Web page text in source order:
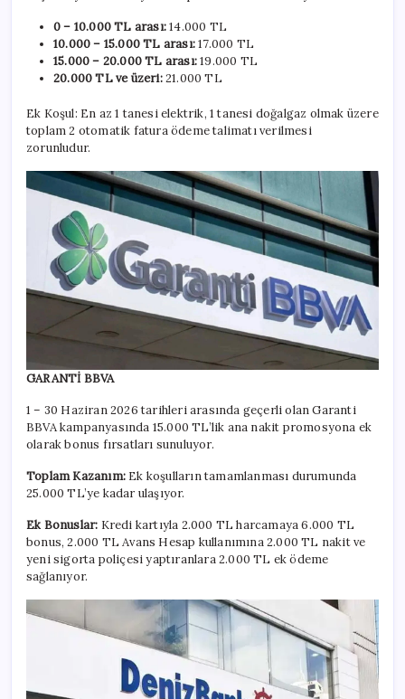
0 – 10.000 TL arası:14.000 TL
10.000 – 15.000 TL arası:17.000 TL
15.000 – 20.000 TL arası:19.000 TL
20.000 TL ve üzeri:21.000 TL
Ek Koşul: En az 1 tanesi elektrik, 1 tanesi doğalgaz olmak üzere
toplam 2 otomatik fatura ödeme talimatı verilmesi
zorunludur.
GARANTİ BBVA
1 – 30 Haziran 2026 tarihleri arasında geçerli olan Garanti
BBVA kampanyasında 15.000 TL’lik ana nakit promosyona ek
olarak bonus fırsatları sunuluyor.
Toplam Kazanım: Ek koşulların tamamlanması durumunda
25.000 TL’ye kadar ulaşıyor.
Ek Bonuslar: Kredi kartıyla 2.000 TL harcamaya 6.000 TL
bonus, 2.000 TL Avans Hesap kullanımına 2.000 TL nakit ve
yeni sigorta poliçesi yaptıranlara 2.000 TL ek ödeme
sağlanıyor.